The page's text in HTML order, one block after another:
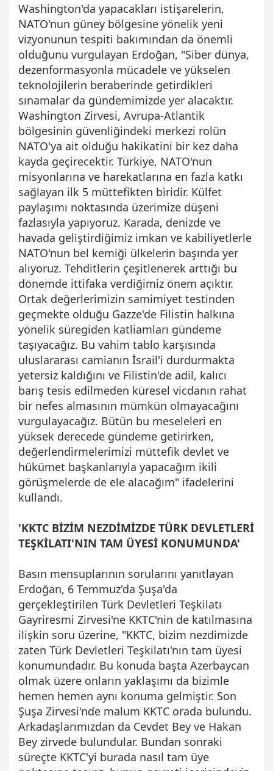
Washington'da yapacakları istişarelerin,
NATO'nun güney bölgesine yönelik yeni
vizyonunun tespiti bakımından da önemli
olduğunu vurgulayan Erdoğan, "Siber dünya,
dezenformasyonla mücadele ve yükselen
teknolojilerin beraberinde getirdikleri
sınamalar da gündemimizde yer alacaktır.
Washington Zirvesi, Avrupa-Atlantik
bölgesinin güvenliğindeki merkezi rolün
NATO'ya ait olduğu hakikatini bir kez daha
kayda geçirecektir. Türkiye, NATO'nun
misyonlarına ve harekatlarına en fazla katkı
sağlayan ilk 5 müttefikten biridir. Külfet
paylaşımı noktasında üzerimize düşeni
fazlasıyla yapıyoruz. Karada, denizde ve
havada geliştirdiğimiz imkan ve kabiliyetlerle
NATO'nun bel kemiği ülkelerin başında yer
alıyoruz. Tehditlerin çeşitlenerek arttığı bu
dönemde ittifaka verdiğimiz önem açıktır.
Ortak değerlerimizin samimiyet testinden
geçmekte olduğu Gazze'de Filistin halkına
yönelik süregiden katliamları gündeme
taşıyacağız. Bu vahim tablo karşısında
uluslararası camianın İsrail'i durdurmakta
yetersiz kaldığını ve Filistin'de adil, kalıcı
barış tesis edilmeden küresel vicdanın rahat
bir nefes almasının mümkün olmayacağını
vurgulayacağız. Bütün bu meseleleri en
yüksek derecede gündeme getirirken,
değerlendirmelerimizi müttefik devlet ve
hükümet başkanlarıyla yapacağım ikili
görüşmelerde de ele alacağım" ifadelerini
kullandı.
'KKTC BİZİM NEZDİMİZDE TÜRK DEVLETLERİ
TEŞKİLATI'NIN TAM ÜYESİ KONUMUNDA'
Basın mensuplarının sorularını yanıtlayan
Erdoğan, 6 Temmuz'da Şuşa'da
gerçekleştirilen Türk Devletleri Teşkilatı
Gayriresmi Zirvesi'ne KKTC'nin de katılmasına
ilişkin soru üzerine, "KKTC, bizim nezdimizde
zaten Türk Devletleri Teşkilatı'nın tam üyesi
konumundadır. Bu konuda başta Azerbaycan
olmak üzere onların yaklaşımı da bizimle
hemen hemen aynı konuma gelmiştir. Son
Şuşa Zirvesi'nde malum KKTC orada bulundu.
Arkadaşlarımızdan da Cevdet Bey ve Hakan
Bey zirvede bulundular. Bundan sonraki
süreçte KKTC'yi burada nasıl tam üye